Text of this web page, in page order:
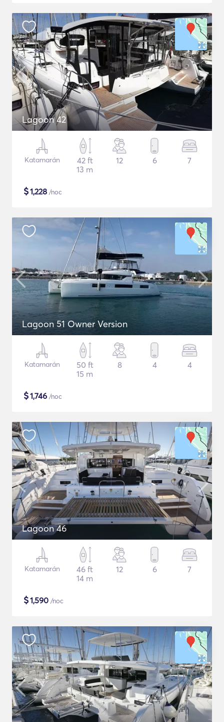
Lagoon 42
Katamarán
42 ft
13 m
12 6 7
$1,228 /noc
Lagoon 51 Owner Version
Katamarán
50 ft
15 m
8 4 4
$1,746 /noc
Lagoon 46
Katamarán
46 ft
14 m
12 6 7
$1,590 /noc